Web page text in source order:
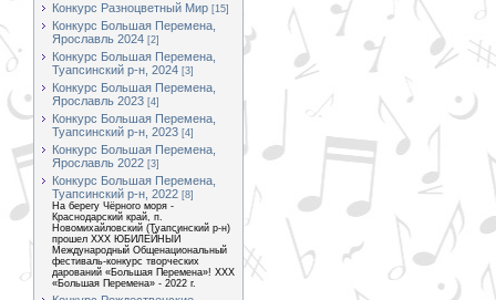
Конкурс Разноцветный Мир [15]
Конкурс Большая Перемена,
Ярославль 2024 [2]
Конкурс Большая Перемена,
Туапсинский р-н, 2024 [3]
Конкурс Большая Перемена,
Ярославль 2023 [4]
Конкурс Большая Перемена,
Туапсинский р-н, 2023 [4]
Конкурс Большая Перемена,
Ярославль 2022 [3]
Конкурс Большая Перемена,
Туапсинский р-н, 2022 [8]
На берегу Чёрного моря -
Краснодарский край, п.
Новомихайловский (Туапсинский р-н)
прошел XXX ЮБИЛЕЙНЫЙ
Международный Общенациональный
фестиваль-конкурс творческих
дарований «Большая Перемена»! XXX
«Большая Перемена» - 2022 г.